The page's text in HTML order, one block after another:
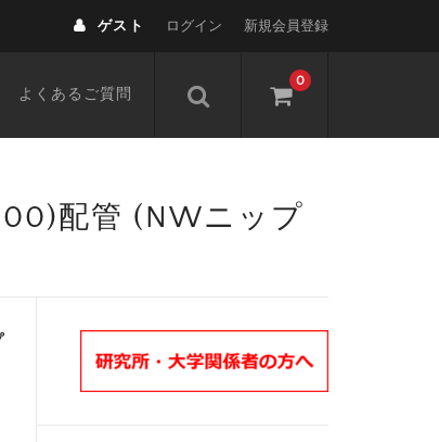
ゲスト ログイン 新規会員登録
0
よくあるご質問
配管 (NWニップ